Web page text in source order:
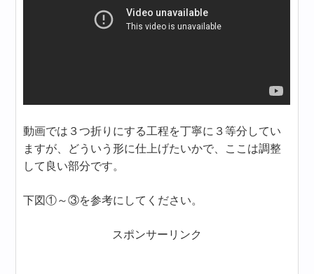
動画では３つ折りにする工程を丁寧に３等分してい
ますが、どういう形に仕上げたいかで、ここは調整
して良い部分です。
下図①～③を参考にしてください。
スポンサーリンク